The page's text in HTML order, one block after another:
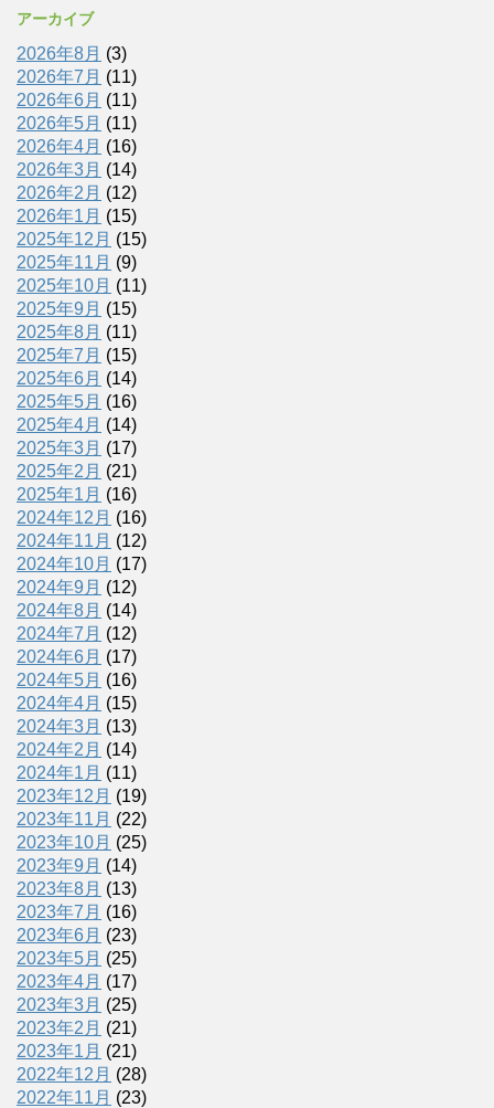
アーカイブ
2026年8月 (3)
2026年7月 (11)
2026年6月 (11)
2026年5月 (11)
2026年4月 (16)
2026年3月 (14)
2026年2月 (12)
2026年1月 (15)
2025年12月 (15)
2025年11月 (9)
2025年10月 (11)
2025年9月 (15)
2025年8月 (11)
2025年7月 (15)
2025年6月 (14)
2025年5月 (16)
2025年4月 (14)
2025年3月 (17)
2025年2月 (21)
2025年1月 (16)
2024年12月 (16)
2024年11月 (12)
2024年10月 (17)
2024年9月 (12)
2024年8月 (14)
2024年7月 (12)
2024年6月 (17)
2024年5月 (16)
2024年4月 (15)
2024年3月 (13)
2024年2月 (14)
2024年1月 (11)
2023年12月 (19)
2023年11月 (22)
2023年10月 (25)
2023年9月 (14)
2023年8月 (13)
2023年7月 (16)
2023年6月 (23)
2023年5月 (25)
2023年4月 (17)
2023年3月 (25)
2023年2月 (21)
2023年1月 (21)
2022年12月 (28)
2022年11月 (23)